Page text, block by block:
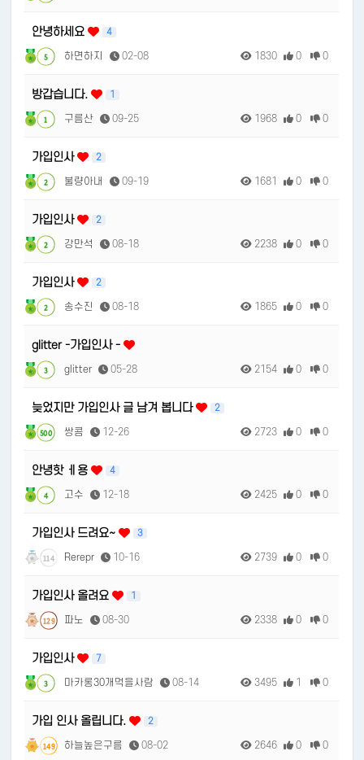
안녕하세요 4
5 하면하지 02-08 1830 0 0
방갑습니다. 1
1 구름산 09-25 1968 0 0
가입인사 2
2 불량아내 09-19 1681 0 0
가입인사 2
2 강만석 08-18 2238 0 0
가입인사 2
2 송수진 08-18 1865 0 0
glitter -가입인사 -
3 glitter 05-28 2154 0 0
늦었지만 가입인사 글 남겨 봅니다 2
500 쌍콤 12-26 2723 0 0
안녕핫 ㅔ용 4
4 고수 12-18 2425 0 0
가입인사 드려요~ 3
114 Rerepr 10-16 2739 0 0
가입인사 올려요 1
129 파노 08-30 2338 0 0
가입인사 7
3 마카롱30개먹을사람 08-14 3495 1 0
가입 인사 올립니다. 2
149 하늘높은구름 08-02 2646 0 0